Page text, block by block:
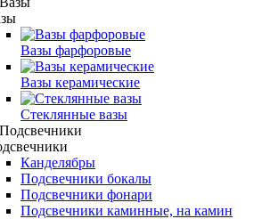
Вазы фарфоровые
Вазы керамические
Стеклянные вазы
Канделябры
Подсвечники бокалы
Подсвечники фонари
Подсвечники каминные, на камин